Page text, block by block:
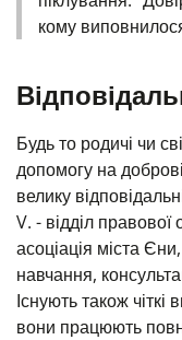
кому
Будь то родичі чи
допомогу на
велику
V. - відділ правової
асоціація міста
навчання,
Існують також
вони працюють